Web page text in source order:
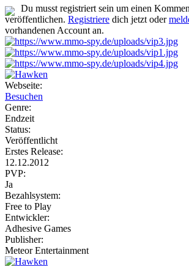
Du musst registriert sein um einen
veröffentlichen. Registriere dich jetzt oder
vorhandenen Account an.
Webseite:
Besuchen
Genre:
Endzeit
Status:
Veröffentlicht
Erstes Release:
12.12.2012
PVP:
Ja
Bezahlsystem:
Free to Play
Entwickler:
Adhesive Games
Publisher:
Meteor Entertainment